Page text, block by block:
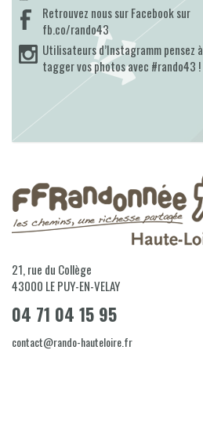
Retrouvez nous sur Facebook sur
fb.co/rando43
Utilisateurs d’Instagramm pensez à
tagger vos photos avec #rando43 !
21, rue du Collège
43000 LE PUY-EN-VELAY
04 71 04 15 95
contact@rando-hauteloire.fr